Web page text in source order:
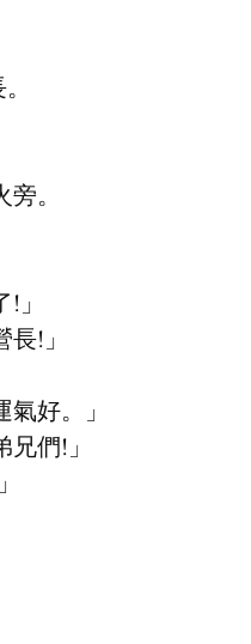
。
」
!」
好。」
們!」